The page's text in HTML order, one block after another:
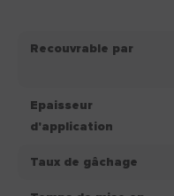
Recouvrable par
Epaisseur
d'application
Taux de gâchage